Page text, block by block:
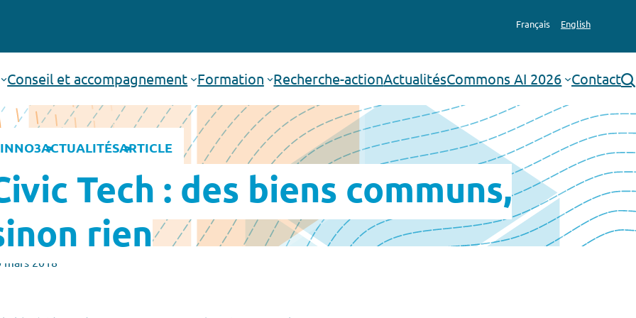
Français English
Conseil et accompagnement Formation Recherche-actionActualitésCommons AI 2026 Contactrechercher
INNO3ACTUALITÉSARTICLE
Tech : des biens communs,
rien
mars 2018